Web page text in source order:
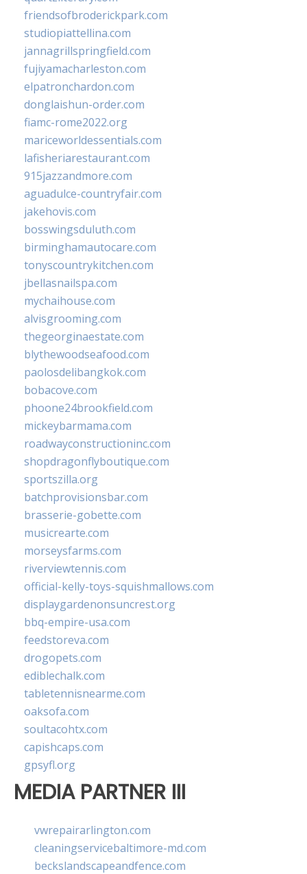
friendsofbroderickpark.com
studiopiattellina.com
jannagrillspringfield.com
fujiyamacharleston.com
elpatronchardon.com
donglaishun-order.com
fiamc-rome2022.org
mariceworldessentials.com
lafisheriarestaurant.com
915jazzandmore.com
aguadulce-countryfair.com
jakehovis.com
bosswingsduluth.com
birminghamautocare.com
tonyscountrykitchen.com
jbellasnailspa.com
mychaihouse.com
alvisgrooming.com
thegeorginaestate.com
blythewoodseafood.com
paolosdelibangkok.com
bobacove.com
phoone24brookfield.com
mickeybarmama.com
roadwayconstructioninc.com
shopdragonflyboutique.com
sportszilla.org
batchprovisionsbar.com
brasserie-gobette.com
musicrearte.com
morseysfarms.com
riverviewtennis.com
official-kelly-toys-squishmallows.com
displaygardenonsuncrest.org
bbq-empire-usa.com
feedstoreva.com
drogopets.com
ediblechalk.com
tabletennisnearme.com
oaksofa.com
soultacohtx.com
capishcaps.com
gpsyfl.org
MEDIA PARTNER III
vwrepairarlington.com
cleaningservicebaltimore-md.com
beckslandscapeandfence.com